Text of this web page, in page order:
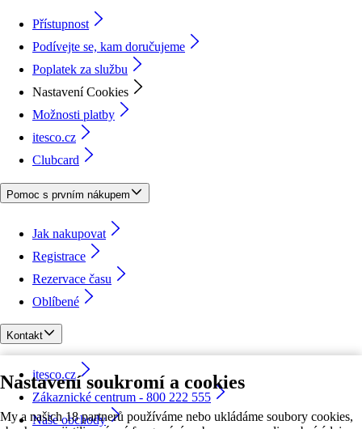
Nastavení soukromí a cookies
My a našich 18 partnerů používáme nebo ukládáme soubory cookies,
Přístupnost
Podívejte se, kam doručujeme
Poplatek za službu
Nastavení Cookies
Možnosti platby
itesco.cz
Clubcard
Pomoc s prvním nákupem
Jak nakupovat
Registrace
Rezervace času
Oblíbené
Kontakt
itesco.cz
Zákaznické centrum - 800 222 555
Naše obchody